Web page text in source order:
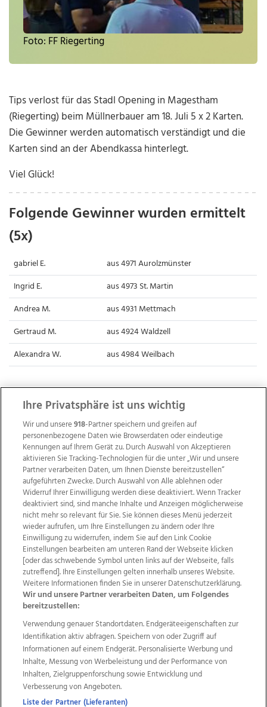
Foto: FF Riegerting
Tips verlost für das Stadl Opening in Magestham
(Riegerting) beim Müllnerbauer am 18. Juli 5 x 2 Karten.
Die Gewinner werden automatisch verständigt und die
Karten sind an der Abendkassa hinterlegt.
Viel Glück!
Folgende Gewinner wurden ermittelt
(5x)
gabriel E.
aus 4971 Aurolzmünster
Ingrid E.
aus 4973 St. Martin
Andrea M.
aus 4931 Mettmach
Gertraud M.
aus 4924 Waldzell
Alexandra W.
aus 4984 Weilbach
Wir über uns Mediadaten Kontakt
Jobs
Datenschutz
Impressum
AGB Anzeigekunden
AGB Website
Ehrenkodex Politische Werbung
Weitere Angebote des Medienhauses Wimmer
TV1 di-mog-i.at OÖNow
Ischler Woche
Life Radio
OÖNachrichten
OÖN Immobilien
OÖN Karriere
OÖN Reise
Promenaden Galerien
Regionaljobs
wasistlos.at wirtrauern.at
Ihre Privatsphäre ist uns wichtig
Wir und unsere918-Partner speichern und greifen auf
personenbezogene Daten wie Browserdaten oder eindeutige
Kennungen auf Ihrem Gerät zu. Durch Auswahl von Akzeptieren
aktivieren Sie Tracking-Technologien für die unter „Wir und unsere
Partner verarbeiten Daten, um Ihnen Dienste bereitzustellen“
aufgeführten Zwecke. Durch Auswahl von Alle ablehnen oder
Widerruf Ihrer Einwilligung werden diese deaktiviert. Wenn Tracker
deaktiviert sind, sind manche Inhalte und Anzeigen möglicherweise
nicht mehr so relevant für Sie. Sie können dieses Menü jederzeit
wieder aufrufen, um Ihre Einstellungen zu ändern oder Ihre
Einwilligung zu widerrufen, indem Sie auf den Link Cookie
Einstellungen bearbeiten am unteren Rand der Webseite klicken
[oder das schwebende Symbol unten links auf der Webseite, falls
zutreffend]. Ihre Einstellungen gelten innerhalb unseres Website.
Weitere Informationen finden Sie in unserer Datenschutzerklärung.
Wir und unsere Partner verarbeiten Daten, um Folgendes
bereitzustellen:
Verwendung genauer Standortdaten. Endgeräteeigenschaften zur
Identifikation aktiv abfragen. Speichern von oder Zugriff auf
Informationen auf einem Endgerät. Personalisierte Werbung und
Inhalte, Messung von Werbeleistung und der Performance von
Inhalten, Zielgruppenforschung sowie Entwicklung und
Verbesserung von Angeboten.
Liste der Partner (Lieferanten)